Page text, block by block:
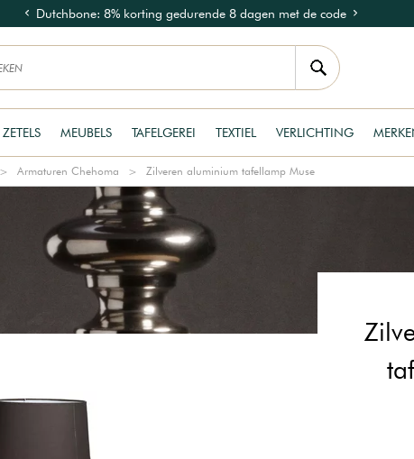
Dutchbone: 8% korting gedurende 8 dagen met de code
MEUBELS TAFELGEREI TEXTIEL VERLICHTING
Armaturen Chehoma Zilveren aluminium tafellamp Muse